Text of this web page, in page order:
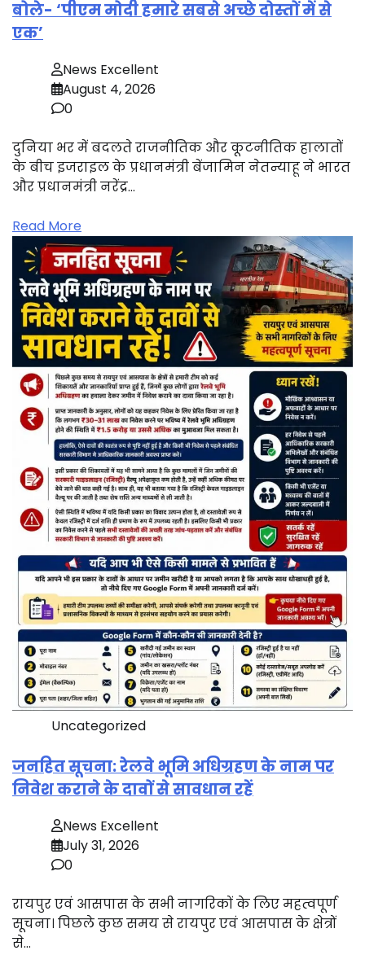
बोले- ‘पीएम मोदी हमारे सबसे अच्छे दोस्तों में से
एक’
News Excellent
August 4, 2026
0
दुनिया भर में बदलते राजनीतिक और कूटनीतिक हालातों
के बीच इजराइल के प्रधानमंत्री बेंजामिन नेतन्याहू ने भारत
और प्रधानमंत्री नरेंद्र…
Read More
Uncategorized
जनहित सूचना: रेलवे भूमि अधिग्रहण के नाम पर
निवेश कराने के दावों से सावधान रहें
News Excellent
July 31, 2026
0
रायपुर एवं आसपास के सभी नागरिकों के लिए महत्वपूर्ण
सूचना। पिछले कुछ समय से रायपुर एवं आसपास के क्षेत्रों
से…